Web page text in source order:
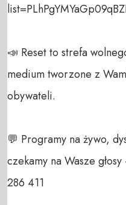
📣 Reset to strefa
medium tworzone z
obywateli.
💬 Programy na żywo,
czekamy na Wasze
286 411